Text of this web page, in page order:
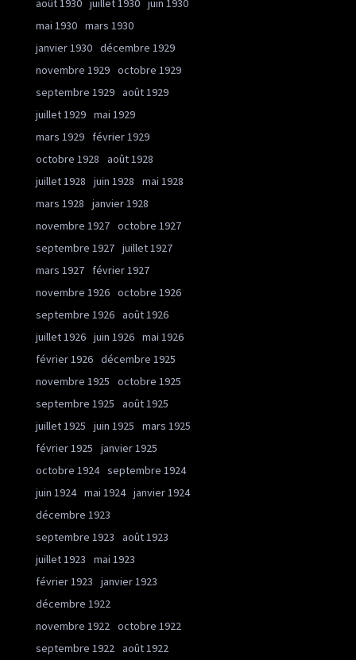
août 1930 juillet 1930 juin 1930
mai 1930 mars 1930
janvier 1930 décembre 1929
novembre 1929 octobre 1929
septembre 1929 août 1929
juillet 1929 mai 1929
mars 1929
février 1929
octobre 1928
août 1928
juillet 1928
juin 1928
mai 1928
mars 1928
janvier 1928
novembre 1927 octobre 1927
septembre 1927 juillet 1927
mars 1927
février 1927
novembre 1926 octobre 1926
septembre 1926 août 1926
juillet 1926 juin 1926 mai 1926
février 1926 décembre 1925
novembre 1925
octobre 1925
septembre 1925
août 1925
juillet 1925
juin 1925
mars 1925
février 1925
janvier 1925
octobre 1924 septembre 1924
juin 1924 mai 1924 janvier 1924
décembre 1923
septembre 1923
août 1923
juillet 1923
mai 1923
février 1923
janvier 1923
décembre 1922
novembre 1922 octobre 1922
septembre 1922 août 1922